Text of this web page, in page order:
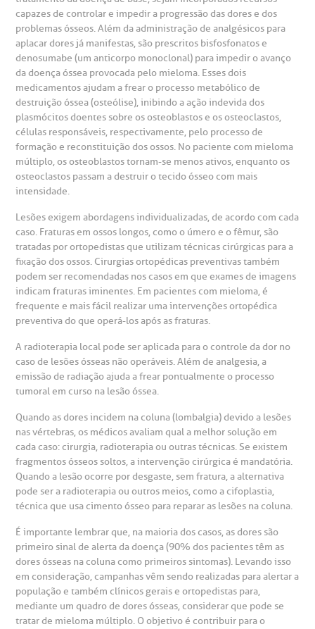
Saiba mais
Endereço:
R. Martiniano de Carvalho, 965
CEP: 01323-001 | Bela Vista
Clínica Medicina da Mulher
Saiba mais
Endereço:
R. Colômbia, 332
CEP: 01438-000 | Jardim Paulista
São Paulo - SP
a BP
Conosco
de Benchmarking
de Bioética
Centro de Doenças Autoimunes
atendimento
Cirurgia
frequentes
de Sangue
de órgãos
de cuidado
e perdidos
capazes de controlar e impedir a progressão das dores e dos
problemas ósseos. Além da administração de analgésicos para
aplacar dores já manifestas, são prescritos bisfosfonatos e
denosumabe (um anticorpo monoclonal) para impedir o avanço
da doença óssea provocada pelo mieloma. Esses dois
medicamentos ajudam a frear o processo metabólico de
destruição óssea (osteólise), inibindo a ação indevida dos
plasmócitos doentes sobre os osteoblastos e os osteoclastos,
células responsáveis, respectivamente, pelo processo de
formação e reconstituição dos ossos. No paciente com mieloma
múltiplo, os osteoblastos tornam-se menos ativos, enquanto os
osteoclastos passam a destruir o tecido ósseo com mais
intensidade.
Lesões exigem abordagens individualizadas, de acordo com cada
caso. Fraturas em ossos longos, como o úmero e o fêmur, são
tratadas por ortopedistas que utilizam técnicas cirúrgicas para a
fixação dos ossos. Cirurgias ortopédicas preventivas também
podem ser recomendadas nos casos em que exames de imagens
indicam fraturas iminentes. Em pacientes com mieloma, é
frequente e mais fácil realizar uma intervenções ortopédica
preventiva do que operá-los após as fraturas.
A radioterapia local pode ser aplicada para o controle da dor no
caso de lesões ósseas não operáveis. Além de analgesia, a
emissão de radiação ajuda a frear pontualmente o processo
tumoral em curso na lesão óssea.
Quando as dores incidem na coluna (lombalgia) devido a lesões
nas vértebras, os médicos avaliam qual a melhor solução em
cada caso: cirurgia, radioterapia ou outras técnicas. Se existem
fragmentos ósseos soltos, a intervenção cirúrgica é mandatória.
Quando a lesão ocorre por desgaste, sem fratura, a alternativa
pode ser a radioterapia ou outros meios, como a cifoplastia,
técnica que usa cimento ósseo para reparar as lesões na coluna.
É importante lembrar que, na maioria dos casos, as dores são
primeiro sinal de alerta da doença (90% dos pacientes têm as
dores ósseas na coluna como primeiros sintomas). Levando isso
em consideração, campanhas vêm sendo realizadas para alertar a
população e também clínicos gerais e ortopedistas para,
mediante um quadro de dores ósseas, considerar que pode se
tratar de mieloma múltiplo. O objetivo é contribuir para o